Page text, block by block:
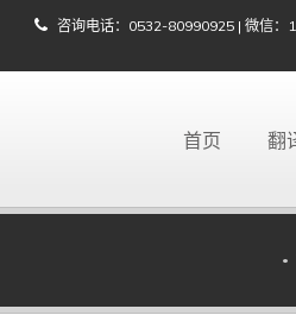
咨询电话：0532-80990925 | 微信：
首页 翻